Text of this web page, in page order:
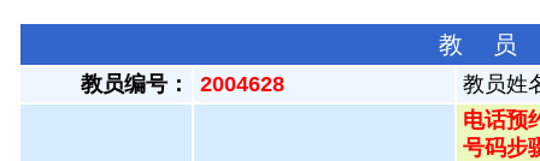
教 员
教员编号： 2004628 教员姓
电话预
号码步